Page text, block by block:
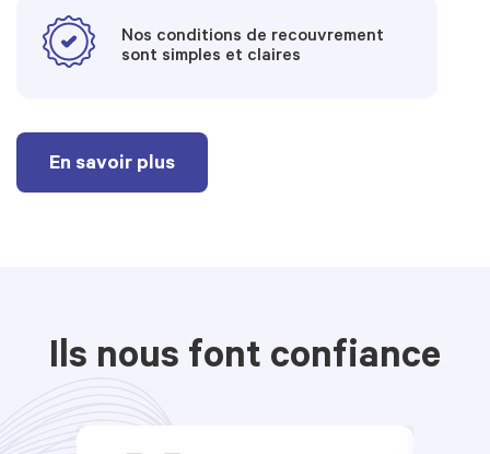
Nos conditions de recouvrement
sont simples et claires
En savoir plus
Ils nous font confiance